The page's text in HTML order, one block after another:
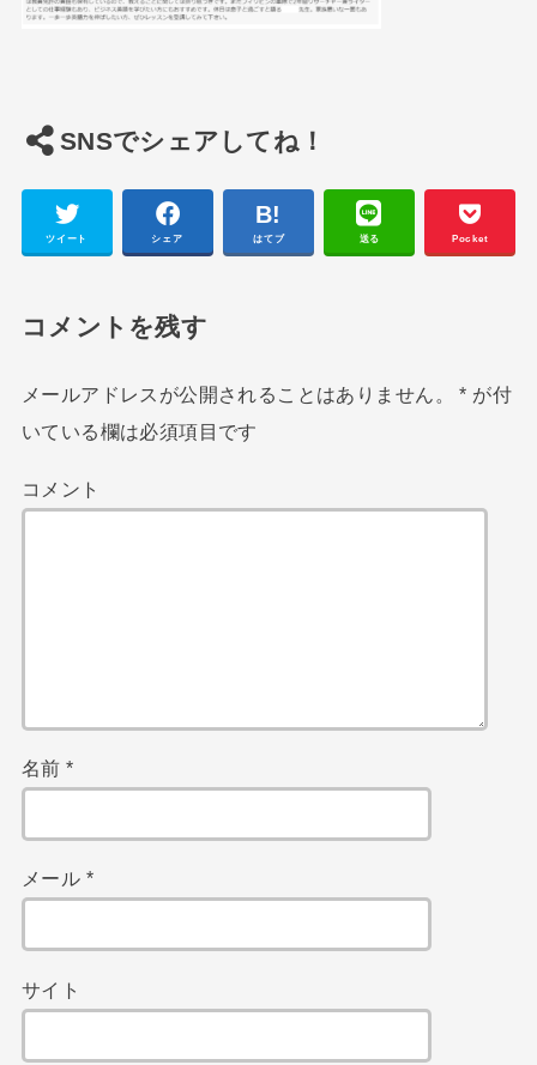
SNSでシェアしてね！
ツイート シェア はてブ 送る Pocket
コメントを残す
メールアドレスが公開されることはありません。 * が付
いている欄は必須項目です
コメント
名前*
メール *
サイト